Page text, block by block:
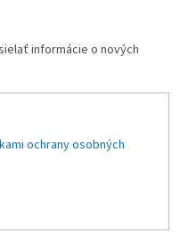
informácie o nových
ochrany osobných